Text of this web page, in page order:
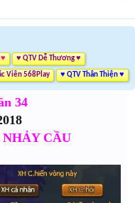
♥ ♥ QTV Dễ Thương ♥
Viên 568Play ♥ QTV Thân Thiện ♥
34
CẦU